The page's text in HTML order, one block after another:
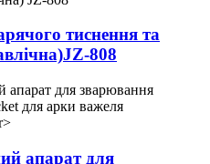
тиснення та
JZ-808
апарат для